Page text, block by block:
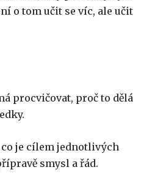
o tom učit se víc, ale učit
procvičovat, proč to dělá
je cílem jednotlivých
smysl a řád.